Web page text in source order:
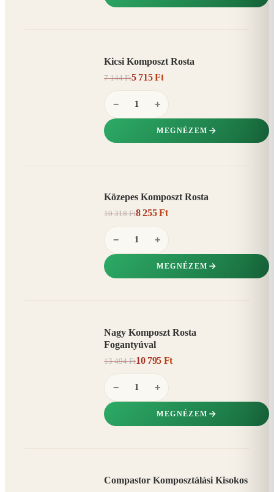
Kicsi Komposzt Rosta
7 144 Ft5 715 Ft
− +
MEGNÉZEM
Közepes Komposzt Rosta
10 318 Ft8 255 Ft
− +
MEGNÉZEM
Nagy Komposzt Rosta
Fogantyúval
13 494 Ft10 795 Ft
− +
MEGNÉZEM
Compastor Komposztálási Kisokos